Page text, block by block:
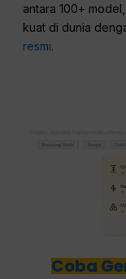
antara 100+
kuat di dunia
resmi.
Coba